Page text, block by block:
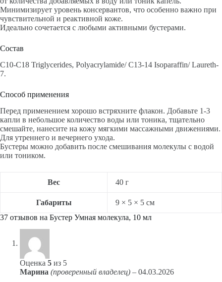
Минимизирует уровень консервантов, что особенно важно при
чувствительной и реактивной коже.
Идеально сочетается с любыми активными бустерами.
Состав
C10-C18 Triglycerides, Polyacrylamide/ C13-14 Isoparaffin/ Laureth-
7.
Способ применения
Перед применением хорошо встряхните флакон. Добавьте 1-3
капли в небольшое количество воды или тоника, тщательно
смешайте, нанесите на кожу мягкими массажными движениями.
Для утреннего и вечернего ухода.
Бустеры можно добавить после смешивания молекулы с водой
или тоником.
Вес 40 г
Габариты
9 × 5 × 5 см
37 отзывов на Бустер Умная молекула, 10 мл
Оценка 5 из 5
Марина (проверенный владелец) – 04.03.2026